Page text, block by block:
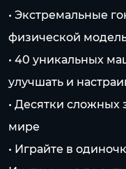
• Экстремальные
физической
• 40 уникальных
улучшать и
• Десятки
мире
• Играйте в